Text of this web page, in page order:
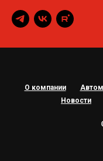
О компании
Новости